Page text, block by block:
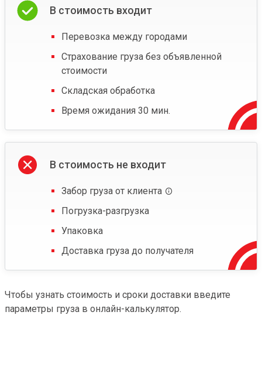
В стоимость входит
Перевозка между городами
Страхование груза без объявленной
стоимости
Складская обработка
Время ожидания 30 мин.
В стоимость не входит
Забор груза от клиента
Погрузка-разгрузка
Упаковка
Доставка груза до получателя
Чтобы узнать стоимость и сроки доставки введите
параметры груза в онлайн-калькулятор.